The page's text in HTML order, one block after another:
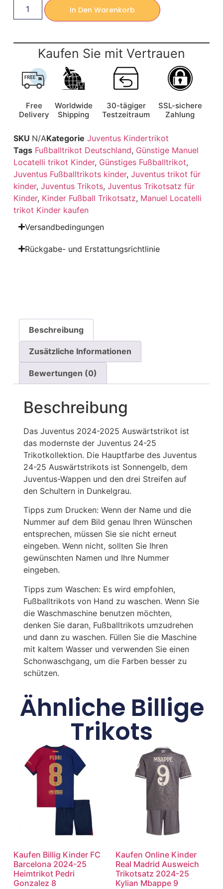
In Den Warenkorb
Kaufen Sie mit Vertrauen
Free
Delivery
Worldwide
Shipping
30-tägiger
Testzeitraum
SSL-sichere
Zahlung
SKU N/AKategorie Juventus Kindertrikot
Tags Fußballtrikot Deutschland, Günstige Manuel
Locatelli trikot Kinder, Günstiges Fußballtrikot,
Juventus Fußballtrikots kinder, Juventus trikot für
kinder, Juventus Trikots, Juventus Trikotsatz für
Kinder, Kinder Fußball Trikotsatz, Manuel Locatelli
trikot Kinder kaufen
Versandbedingungen
Rückgabe- und Erstattungsrichtlinie
Beschreibung
Zusätzliche Informationen
Bewertungen (0)
Beschreibung
Das Juventus 2024-2025 Auswärtstrikot ist
das modernste der Juventus 24-25
Trikotkollektion. Die Hauptfarbe des Juventus
24-25 Auswärtstrikots ist Sonnengelb, dem
Juventus-Wappen und den drei Streifen auf
den Schultern in Dunkelgrau.
Tipps zum Drucken: Wenn der Name und die
Nummer auf dem Bild genau Ihren Wünschen
entsprechen, müssen Sie sie nicht erneut
eingeben. Wenn nicht, sollten Sie Ihren
gewünschten Namen und Ihre Nummer
eingeben.
Tipps zum Waschen: Es wird empfohlen,
Fußballtrikots von Hand zu waschen. Wenn Sie
die Waschmaschine benutzen möchten,
denken Sie daran, Fußballtrikots umzudrehen
und dann zu waschen. Füllen Sie die Maschine
mit kaltem Wasser und verwenden Sie einen
Schonwaschgang, um die Farben besser zu
schützen.
Ähnliche Billige
Trikots
Kaufen Billig Kinder FC
Barcelona 2024-25
Heimtrikot Pedri
Gonzalez 8
Kaufen Online Kinder
Real Madrid Ausweich
Trikotsatz 2024-25
Kylian Mbappe 9